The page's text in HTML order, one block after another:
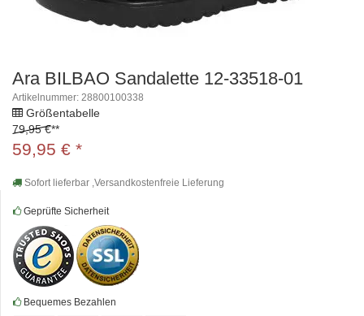
Ara BILBAO Sandalette 12-33518-01
Artikelnummer: 28800100338
Größentabelle
79,95 €**
59,95 € *
Sofort lieferbar ,Versandkostenfreie Lieferung
Geprüfte Sicherheit
Bequemes Bezahlen